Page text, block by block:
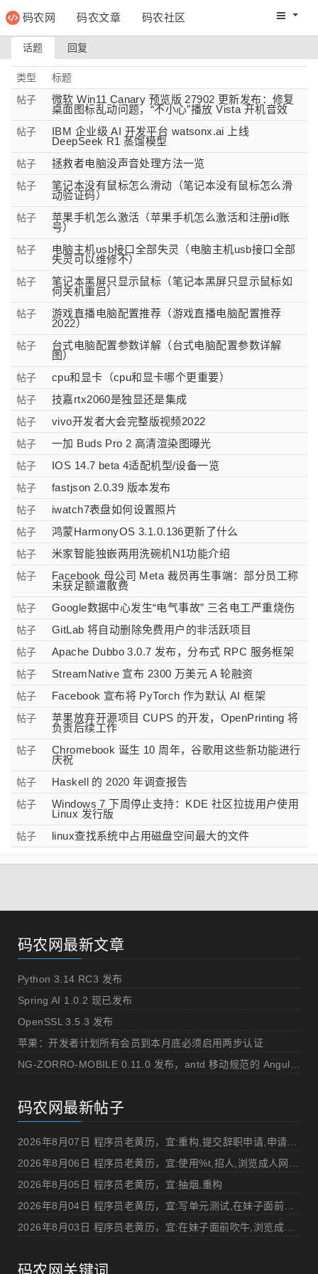
码农网 码农文章 码农社区 码农网
话题 回复
类型
标题
帖子
微软 Win11 Canary 预览版 27902 更新发布：修复
桌面图标乱动问题，“不小心”播放 Vista 开机音效
帖子
IBM 企业级 AI 开发平台 watsonx.ai 上线
DeepSeek R1 蒸馏模型
帖子 拯救者电脑没声音处理方法一览
帖子
笔记本没有鼠标怎么滑动（笔记本没有鼠标怎么滑
动验证码）
帖子
苹果手机怎么激活（苹果手机怎么激活和注册id账
号）
帖子
电脑主机usb接口全部失灵（电脑主机usb接口全部
失灵可以维修不）
帖子
笔记本黑屏只显示鼠标（笔记本黑屏只显示鼠标如
何关机重启）
帖子
游戏直播电脑配置推荐（游戏直播电脑配置推荐
2022）
帖子
台式电脑配置参数详解（台式电脑配置参数详解
图）
帖子 cpu和显卡（cpu和显卡哪个更重要）
帖子 技嘉rtx2060是独显还是集成
帖子 vivo开发者大会完整版视频2022
帖子 一加 Buds Pro 2 高清渲染图曝光
帖子 IOS 14.7 beta 4适配机型/设备一览
帖子 fastjson 2.0.39 版本发布
帖子 iwatch7表盘如何设置照片
帖子 鸿蒙HarmonyOS 3.1.0.136更新了什么
帖子 米家智能独嵌两用洗碗机N1功能介绍
帖子
Facebook 母公司 Meta 裁员再生事端：部分员工称
未获足额遣散费
帖子 Google数据中心发生“电气事故” 三名电工严重烧伤
帖子 GitLab 将自动删除免费用户的非活跃项目
帖子 Apache Dubbo 3.0.7 发布，分布式 RPC 服务框架
帖子 StreamNative 宣布 2300 万美元 A 轮融资
帖子 Facebook 宣布将 PyTorch 作为默认 AI 框架
帖子
苹果放弃开源项目 CUPS 的开发，OpenPrinting 将
负责后续工作
帖子
Chromebook 诞生 10 周年，谷歌用这些新功能进行
庆祝
帖子 Haskell 的 2020 年调查报告
帖子
Windows 7 下周停止支持：KDE 社区拉拢用户使用
Linux 发行版
帖子 linux查找系统中占用磁盘空间最大的文件
码农网最新文章
Python 3.14 RC3 发布
Spring AI 1.0.2 现已发布
OpenSSL 3.5.3 发布
苹果：开发者计划所有会员到本月底必须启用两步认证
码农网最新帖子
2026年8月05日 程序员老黄历，宜:抽烟,重构
码农网关键词